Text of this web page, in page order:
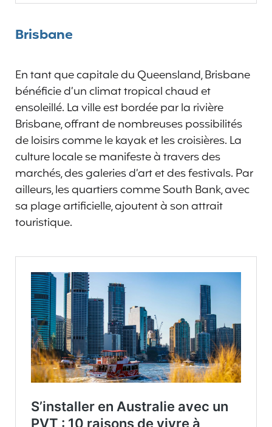
Brisbane
En tant que capitale du Queensland, Brisbane
bénéficie d’un climat tropical chaud et
ensoleillé. La ville est bordée par la rivière
Brisbane, offrant de nombreuses possibilités
de loisirs comme le kayak et les croisières. La
culture locale se manifeste à travers des
marchés, des galeries d’art et des festivals. Par
ailleurs, les quartiers comme South Bank, avec
sa plage artificielle, ajoutent à son attrait
touristique.